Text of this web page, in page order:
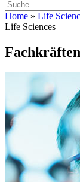
Home » Life
Life Sciences